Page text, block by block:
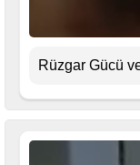
Rüzgar Gücü